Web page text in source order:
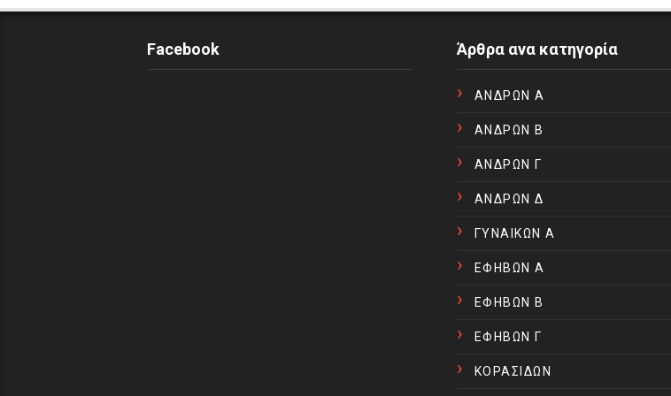
Facebook Άρθρα ανα κατηγορία
ΑΝΔΡΩΝ Α
ΑΝΔΡΩΝ Β
ΑΝΔΡΩΝ Γ
ΑΝΔΡΩΝ Δ
ΓΥΝΑΙΚΩΝ Α
ΕΦΗΒΩΝ Α
ΕΦΗΒΩΝ Β
ΕΦΗΒΩΝ Γ
ΚΟΡΑΣΙΔΩΝ